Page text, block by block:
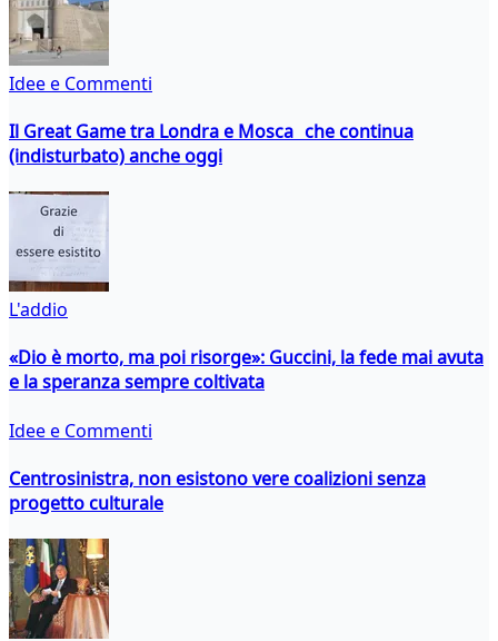
Idee e Commenti
Il Great Game tra Londra e Mosca che continua
(indisturbato) anche oggi
L'addio
«Dio è morto, ma poi risorge»: Guccini, la fede mai avuta
e la speranza sempre coltivata
Idee e Commenti
Centrosinistra, non esistono vere coalizioni senza
progetto culturale